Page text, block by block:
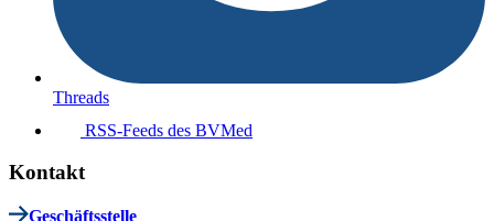
Threads
RSS-Feeds des BVMed
Kontakt
Geschäftsstelle